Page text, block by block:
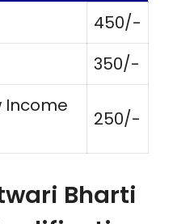
450/-
350/-
Income
250/-
Bharti